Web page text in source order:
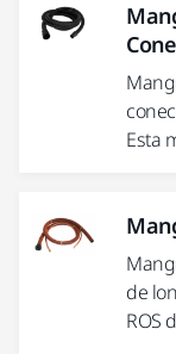
Esta
de
ROS